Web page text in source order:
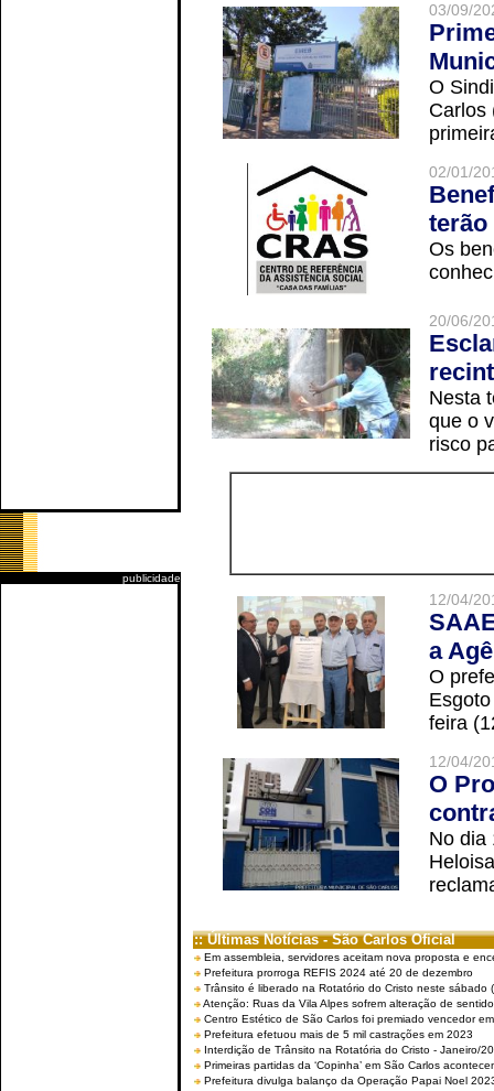
publicidade
03/09/
O
Carlos
02/01/
terão
Os
20/06/
Nesta
que o
risco
12/04/
a
O
feira
12/04/
O
No dia
:: Últimas Notícias - São Carlos Oficial
Em assembleia, servidores aceitam nova proposta e
Prefeitura prorroga REFIS 2024 até 20 de dezembro
Trânsito é liberado na Rotatório do Cristo neste sábado
Atenção: Ruas da Vila Alpes sofrem alteração de
Centro Estético de São Carlos foi premiado vencedor
Prefeitura efetuou mais de 5 mil castrações em 2023
Interdição de Trânsito na Rotatória do Cristo - Janeiro/
Primeiras partidas da ‘Copinha’ em São Carlos
Prefeitura divulga balanço da Operação Papai Noel